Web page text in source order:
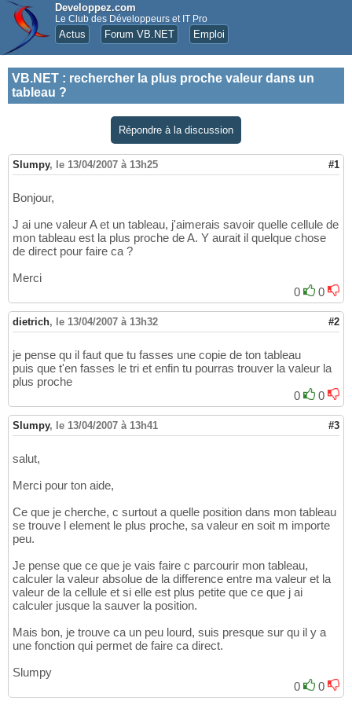
Developpez.com
Le Club des Développeurs et IT Pro
Actus Forum VB.NET Emploi
VB.NET : rechercher la plus proche valeur dans un
tableau ?
Répondre à la discussion
Slumpy, le 13/04/2007 à 13h25 #1
Bonjour,
J ai une valeur A et un tableau, j'aimerais savoir quelle cellule de
mon tableau est la plus proche de A. Y aurait il quelque chose
de direct pour faire ca ?
Merci
0
0
dietrich, le 13/04/2007 à 13h32 #2
je pense qu il faut que tu fasses une copie de ton tableau
puis que t'en fasses le tri et enfin tu pourras trouver la valeur la
plus proche
0
0
Slumpy, le 13/04/2007 à 13h41 #3
salut,
Merci pour ton aide,
Ce que je cherche, c surtout a quelle position dans mon tableau
se trouve l element le plus proche, sa valeur en soit m importe
peu.
Je pense que ce que je vais faire c parcourir mon tableau,
calculer la valeur absolue de la difference entre ma valeur et la
valeur de la cellule et si elle est plus petite que ce que j ai
calculer jusque la sauver la position.
Mais bon, je trouve ca un peu lourd, suis presque sur qu il y a
une fonction qui permet de faire ca direct.
Slumpy
0
0